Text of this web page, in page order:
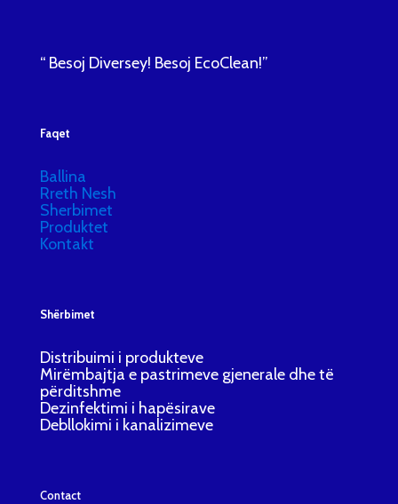
“ Besoj Diversey! Besoj EcoClean!”
Faqet
Ballina
Rreth Nesh
Sherbimet
Produktet
Kontakt
Shërbimet
Distribuimi i produkteve
Mirëmbajtja e pastrimeve gjenerale dhe të
përditshme
Dezinfektimi i hapësirave
Debllokimi i kanalizimeve
Contact